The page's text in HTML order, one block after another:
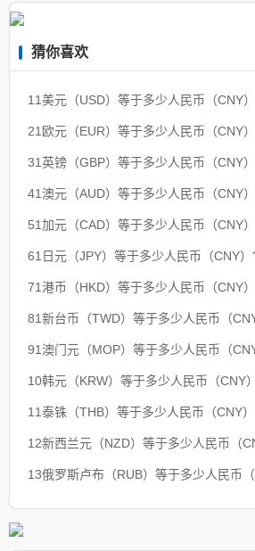
猜你喜欢
11美元（USD）等于多少人民币（CNY
21欧元（EUR）等于多少人民币（CNY
31英镑（GBP）等于多少人民币（CNY
41澳元（AUD）等于多少人民币（CNY
51加元（CAD）等于多少人民币（CNY
61日元（JPY）等于多少人民币（CNY）
71港币（HKD）等于多少人民币（CNY
81新台币（TWD）等于多少人民币（
91澳门元（MOP）等于多少人民币（
10韩元（KRW）等于多少人民币（CNY
11泰铢（THB）等于多少人民币（CNY
12新西兰元（NZD）等于多少人民币（
13俄罗斯卢布（RUB）等于多少人民币